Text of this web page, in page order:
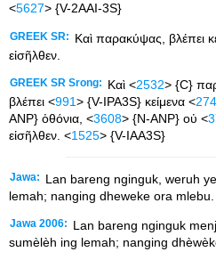
<5627> {V-2AAI-3S}
GREEK SR:
Καὶ παρακύψας, βλέπει
εἰσῆλθεν.
GREEK SR Srong: Καὶ <2532> {C}
βλέπει <991> {V-IPA3S} κείμενα <
ANP} ὀθόνια, <3608> {N-ANP} οὐ <
εἰσῆλθεν. <1525> {V-IAA3S}
Jawa:
Lan bareng nginguk, weruh
lemah; nanging dheweke ora mlebu.
Jawa 2006:
Lan bareng nginguk
sumèlèh ing lemah; nanging